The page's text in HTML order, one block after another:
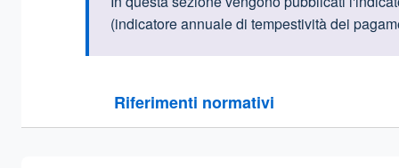
(indicatore annuale di tempestività dei
Riferimenti normativi
Sezione compressa